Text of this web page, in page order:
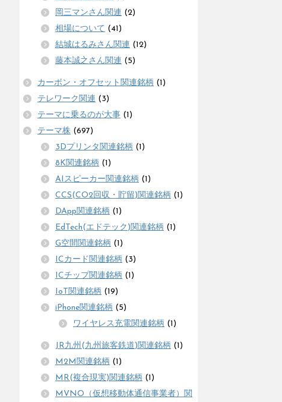
岡三マンさん関連 (2)
相場について (41)
結城はるみさん関連 (12)
藤本誠之さん関連 (5)
カーボン・オフセット関連銘柄 (1)
テレワーク関連 (3)
テーマに乗るのが大事 (1)
テーマ株 (697)
3Dプリンタ関連銘柄 (1)
8K関連銘柄 (1)
AIスピーカー関連銘柄 (1)
CCS(CO2回収・貯留)関連銘柄 (1)
DApp関連銘柄 (1)
EdTech(エドテック)関連銘柄 (1)
G空間関連銘柄 (1)
ICカード関連銘柄 (3)
ICチップ関連銘柄 (1)
IoT関連銘柄 (19)
iPhone関連銘柄 (5)
ワイヤレス充電関連銘柄 (1)
JR九州(九州旅客鉄道)関連銘柄 (1)
M2M関連銘柄 (1)
MR(複合現実)関連銘柄 (1)
MVNO（仮想移動体通信事業者）関